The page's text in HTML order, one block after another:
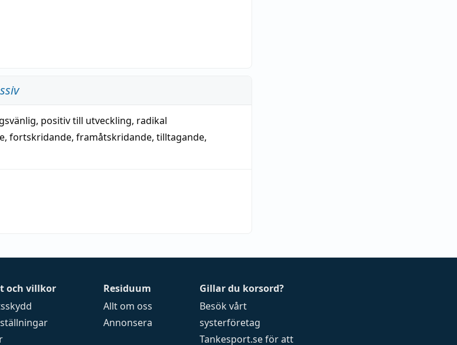
, positiv till utveckling, radikal
, fortskridande, framåtskridande, tilltagande,
och villkor
Residuum
Allt om oss
Annonsera
Gillar du korsord?
Besök vårt
systerföretag
Tankesport.seför att